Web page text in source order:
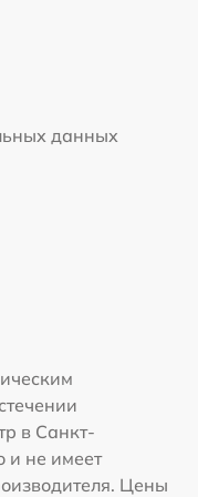
данных
в Санкт-
и не имеет
Цены